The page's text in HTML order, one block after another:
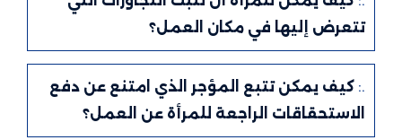
تتعرض إليها في مكان العمل؟
كيف يمكن تتبع المؤجر الذي امتنع عن دفع
الاستحقاقات الراجعة للمرأة عن العمل؟